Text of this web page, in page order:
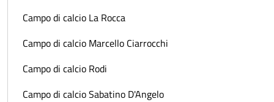
Campo di calcio La Rocca
Campo di calcio Marcello Ciarrocchi
Campo di calcio Rodi
Campo di calcio Sabatino D'Angelo